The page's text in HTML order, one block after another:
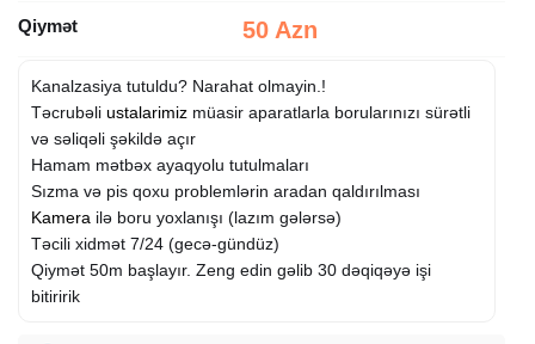
Qiymət 50 Azn
Kanalzasiya tutuldu? Narahat olmayin.!
Təcrubəli ustalarimiz müasir aparatlarla borularınızı sürətli
və səliqəli şəkildə açır
Hamam mətbəx ayaqyolu tutulmaları
Sızma və pis qoxu problemlərin aradan qaldırılması
Kamera ilə boru yoxlanışı (lazım gələrsə)
Təcili xidmət 7/24 (gecə-gündüz)
Qiymət 50m başlayır. Zeng edin gəlib 30 dəqiqəyə işi
bitiririk